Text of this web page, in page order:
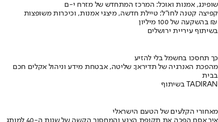
שופינג, אמנות ואוכל: המרכז המתחדש של מזרח י-ם
קפיצה קטנה לחו"ל: טיילת חדשה, מיצגי אמנות, וכיכרות משופצות
בהשקעה של 100 מיליון ₪
בשיתוף עיריית ירושלים
כך תחסכו בחשמל בלי להזיע
מהפכת האנרגיה של תדיראן: שליטה, אבטחת מידע וניהול אקלים חכם
בבית
בשיתוף TADIRAN
מאחורי הקלעים של הטעם הישראלי